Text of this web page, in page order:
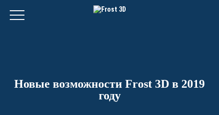
Новые возможности Frost 3D в 2019
году